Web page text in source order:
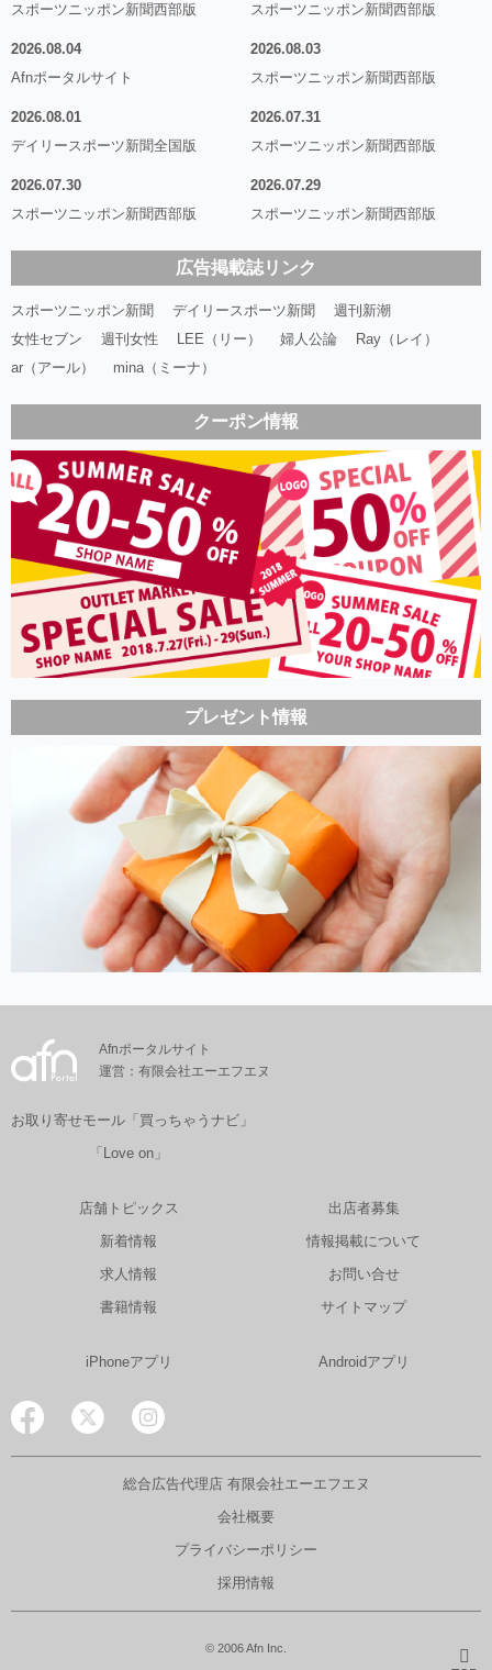
スポーツニッポン新聞西部版
スポーツニッポン新聞西部版
2026.08.04
Afnポータルサイト
2026.08.03
スポーツニッポン新聞西部版
2026.08.01
デイリースポーツ新聞全国版
2026.07.31
スポーツニッポン新聞西部版
2026.07.30
スポーツニッポン新聞西部版
2026.07.29
スポーツニッポン新聞西部版
広告掲載誌リンク
スポーツニッポン新聞 デイリースポーツ新聞
週刊新潮
女性セブン
週刊女性 LEE（リー） 婦人公論
Ray（レイ）
ar（アール）
mina（ミーナ）
クーポン情報
プレゼント情報
Afnポータルサイト
運営：有限会社エーエフエヌ
お取り寄せモール「買っちゃうナビ」
「Love on」
店舗トピックス
新着情報
求人情報
書籍情報
出店者募集
情報掲載について
お問い合せ
サイトマップ
iPhoneアプリ Androidアプリ
総合広告代理店 有限会社エーエフエヌ
会社概要
プライバシーポリシー
採用情報
© 2006 Afn Inc.